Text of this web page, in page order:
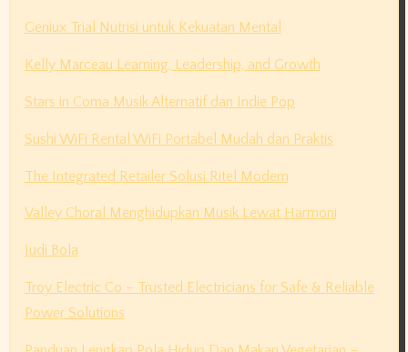
Geniux Trial Nutrisi untuk Kekuatan Mental
Kelly Marceau Learning, Leadership, and Growth
Stars in Coma Musik Alternatif dan Indie Pop
Sushi WiFi Rental WiFi Portabel Mudah dan Praktis
The Integrated Retailer Solusi Ritel Modern
Valley Choral Menghidupkan Musik Lewat Harmoni
Judi Bola
Troy Electric Co – Trusted Electricians for Safe & Reliable
Power Solutions